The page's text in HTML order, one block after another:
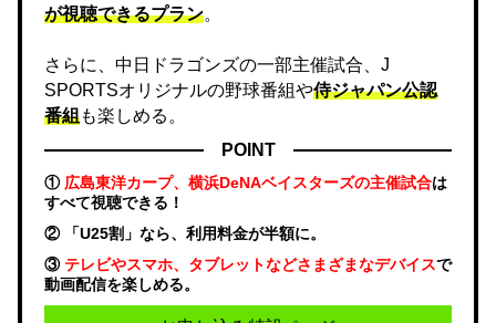
が視聴できるプラン。
さらに、中日ドラゴンズの一部主催試合、J
SPORTSオリジナルの野球番組や侍ジャパン公認
番組も楽しめる。
POINT
① 広島東洋カープ、横浜DeNAベイスターズの主催試合は
すべて視聴できる！
② 「U25割」なら、利用料金が半額に。
③ テレビやスマホ、タブレットなどさまざまなデバイスで
動画配信を楽しめる。